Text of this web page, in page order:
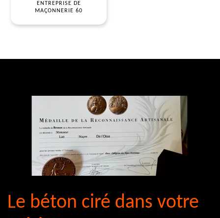
ENTREPRISE DE
MAÇONNERIE 60
Le béton ciré dans votre